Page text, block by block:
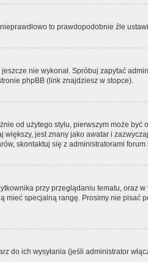
to prawdopodobnie źle
nie wykonał. Spróbuj zapytać
phpBB (link znajdziesz w stopce).
od użytego stylu, pierwszym może
jest znany jako awatar i
skontaktuj się z administratorami forum
przy przeglądaniu tematu, oraz
specjalną rangę. Prosimy nie
ich wysyłania (jeśli administrator